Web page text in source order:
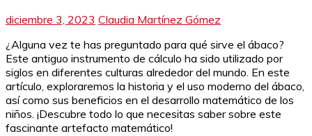
diciembre 3, 2023 Claudia Martínez Gómez
¿Alguna vez te has preguntado para qué sirve el ábaco?
Este antiguo instrumento de cálculo ha sido utilizado por
siglos en diferentes culturas alrededor del mundo. En este
artículo, exploraremos la historia y el uso moderno del ábaco,
así como sus beneficios en el desarrollo matemático de los
niños. ¡Descubre todo lo que necesitas saber sobre este
fascinante artefacto matemático!